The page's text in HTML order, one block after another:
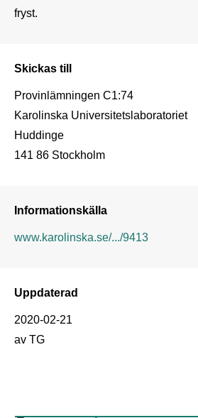
fryst.
Skickas till
Provinlämningen C1:74
Karolinska Universitetslaboratoriet
Huddinge
Informationskälla
www.karolinska.se/.../9413
Uppdaterad
2020-02-21
av TG